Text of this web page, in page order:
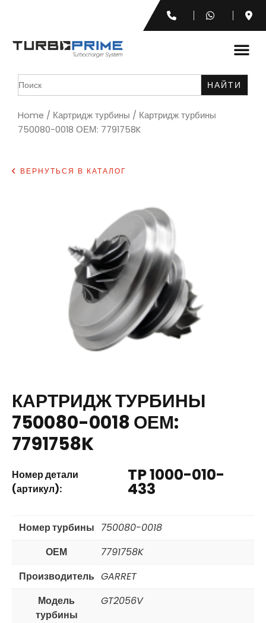
Search
for:
Home / Картридж турбины / Картридж турбины
750080-0018 ОЕМ: 7791758K
ВЕРНУТЬСЯ В КАТАЛОГ
КАРТРИДЖ ТУРБИНЫ
750080-0018 ОЕМ:
7791758K
Номер детали
(артикул):
TP 1000-010-
433
Номер турбины 750080-0018
ОЕМ
7791758K
Производитель GARRET
Модель
турбины
GT2056V